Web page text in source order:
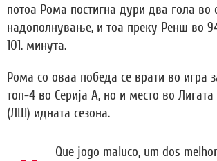
потоа Рома постигна дури два гола во
надополнување, и тоа преку Ренш во
101. минута.
Рома со оваа победа се врати во игра
топ-4 во Серија А, но и место во
(ЛШ) идната сезона.
Que jogo maluco, um dos